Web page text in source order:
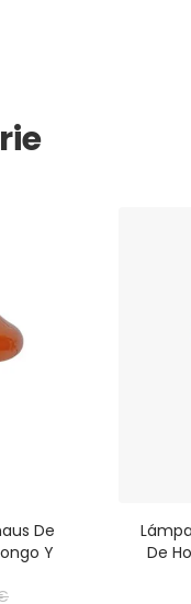
De
Y
De